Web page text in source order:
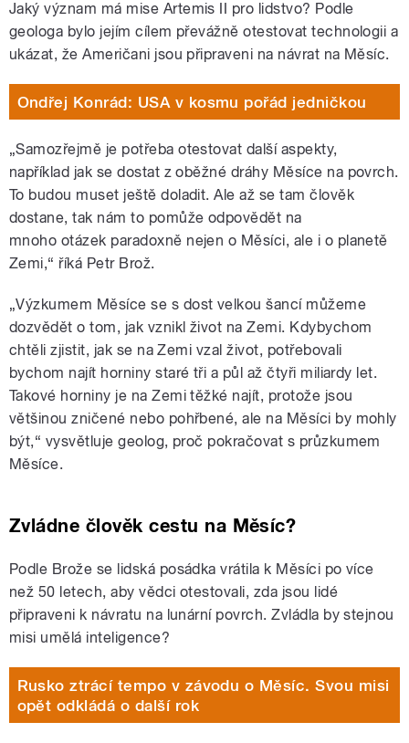
Jaký význam má mise Artemis II pro lidstvo? Podle
geologa bylo jejím cílem převážně otestovat technologii a
ukázat, že Američani jsou připraveni na návrat na Měsíc.
Ondřej Konrád: USA v kosmu pořád jedničkou
„Samozřejmě je potřeba otestovat další aspekty,
například jak se dostat z oběžné dráhy Měsíce na povrch.
To budou muset ještě doladit. Ale až se tam člověk
dostane, tak nám to pomůže odpovědět na
mnoho otázek paradoxně nejen o Měsíci, ale i o planetě
Zemi,“ říká Petr Brož.
„Výzkumem Měsíce se s dost velkou šancí můžeme
dozvědět o tom, jak vznikl život na Zemi. Kdybychom
chtěli zjistit, jak se na Zemi vzal život, potřebovali
bychom najít horniny staré tři a půl až čtyři miliardy let.
Takové horniny je na Zemi těžké najít, protože jsou
většinou zničené nebo pohřbené, ale na Měsíci by mohly
být,“ vysvětluje geolog, proč pokračovat s průzkumem
Měsíce.
Zvládne člověk cestu na Měsíc?
Podle Brože se lidská posádka vrátila k Měsíci po více
než 50 letech, aby vědci otestovali, zda jsou lidé
připraveni k návratu na lunární povrch. Zvládla by stejnou
misi umělá inteligence?
Rusko ztrácí tempo v závodu o Měsíc. Svou misi
opět odkládá o další rok